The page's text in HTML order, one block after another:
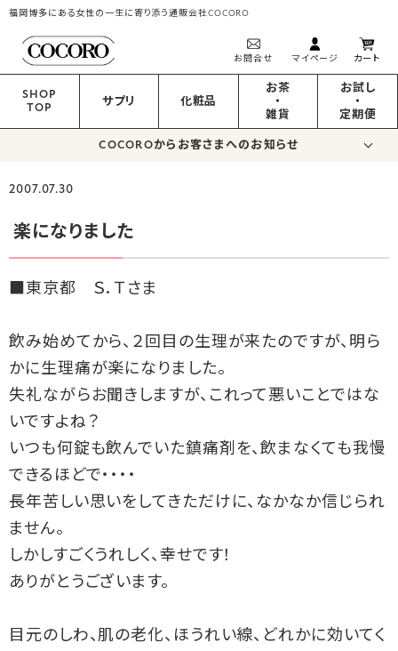
福岡博多にある女性の一生に寄り添う通販会社COCORO
お問合せ マイページ カート
SHOP
TOP
サプリ 化粧品
お茶
・
雑貨
お試し
・
定期便
COCOROからお客さまへのお知らせ
2007.07.30
楽になりました
■東京都 Ｓ．Ｔさま
飲み始めてから、２回目の生理が来たのですが、明ら
かに生理痛が楽になりました。
失礼ながらお聞きしますが、これって悪いことではな
いですよね？
いつも何錠も飲んでいた鎮痛剤を、飲まなくても我慢
できるほどで・・・・
長年苦しい思いをしてきただけに、なかなか信じられ
ません。
しかしすごくうれしく、幸せです！
ありがとうございます。
目元のしわ、肌の老化、ほうれい線、どれかに効いてく